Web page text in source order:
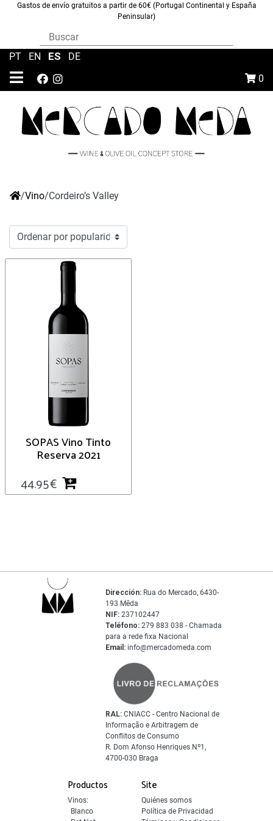
Gastos de envío gratuitos a partir de 60€ (Portugal Continental y España
Peninsular)
0
PT EN ES DE
/Vino/Cordeiro’s Valley
SOPAS Vino Tinto
Reserva 2021
44.95€
Productos
Vinos:
Blanco
Site
Quiénes somos
Política de Privacidad
Dirección: Rua do Mercado, 6430-
193 Mêda
NIF: 237102447
Teléfono: 279 883 038 - Chamada
para a rede fixa Nacional
Email: info@mercadomeda.com
RAL: CNIACC - Centro Nacional de
Informação e Arbitragem de
Conflitos de Consumo
R. Dom Afonso Henriques Nº1,
4700-030 Braga